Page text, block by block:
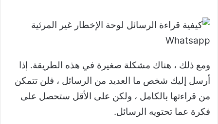
ومع ذلك ، هناك مشكلة صغيرة في هذه الطريقة. إذا
أرسل إليك شخص ما العديد من الرسائل ، فلن تتمكن
من قراءتها بالكامل ، ولكن على الأقل ستحصل على
فكرة عما تحتويه الرسائل.